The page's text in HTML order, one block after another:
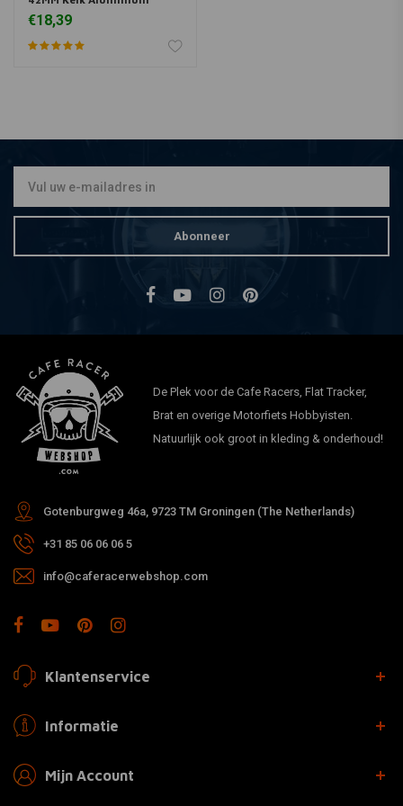
€18,39
Abonneer
De Plek voor de Cafe Racers, Flat Tracker,
Brat en overige Motorfiets Hobbyisten.
Natuurlijk ook groot in kleding & onderhoud!
Gotenburgweg 46a, 9723 TM Groningen (The Netherlands)
+31 85 06 06 06 5
info@caferacerwebshop.com
Klantenservice
Informatie
Mijn Account